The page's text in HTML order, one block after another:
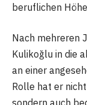
beruflichen
Nach mehreren
Kulikoğlu in die
an einer
Rolle hat er